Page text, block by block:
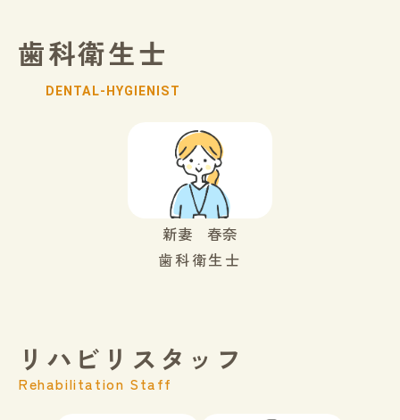
歯科衛生士
DENTAL-HYGIENIST
新妻 春奈
歯科衛生士
リハビリスタッフ
Rehabilitation Staff